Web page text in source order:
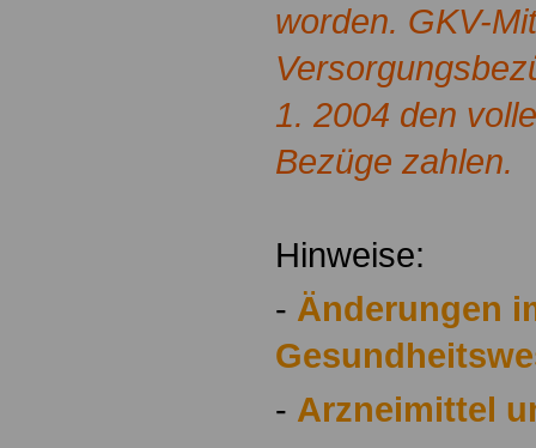
worden. GKV-
1. 2004 den
Bezüge zahlen.
Hinweise:
- Änderungen
- Arzneimittel